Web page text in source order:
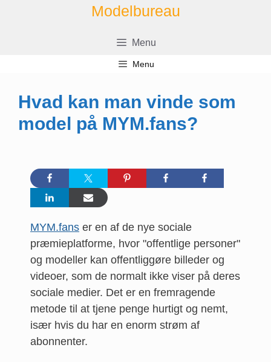
Modelbureau
Menu
Menu
Hvad kan man vinde som
model på MYM.fans?
MYM.fans er en af de nye sociale
præmieplatforme, hvor "offentlige personer"
og modeller kan offentliggøre billeder og
videoer, som de normalt ikke viser på deres
sociale medier. Det er en fremragende
metode til at tjene penge hurtigt og nemt,
især hvis du har en enorm strøm af
abonnenter.